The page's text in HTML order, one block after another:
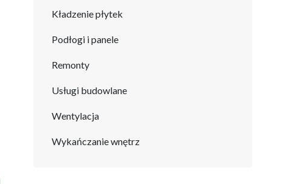
Kładzenie płytek
Podłogi i panele
Remonty
Usługi budowlane
Wentylacja
Wykańczanie wnętrz